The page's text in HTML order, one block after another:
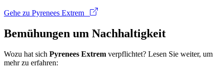
Gehe zu Pyrenees Extrem
Bemühungen um Nachhaltigkeit
Wozu hat sich Pyrenees Extrem verpflichtet? Lesen Sie weiter, um
mehr zu erfahren: